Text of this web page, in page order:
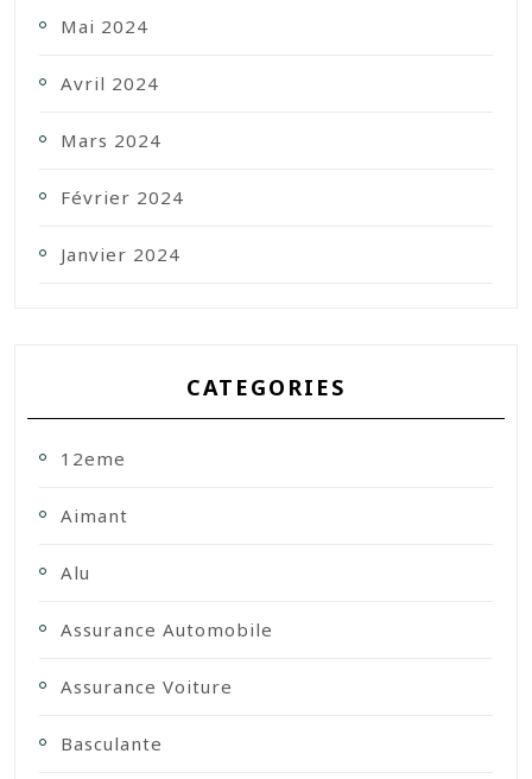
Mai 2024
Avril 2024
Mars 2024
Février 2024
Janvier 2024
CATEGORIES
12eme
Aimant
Alu
Assurance Automobile
Assurance Voiture
Basculante